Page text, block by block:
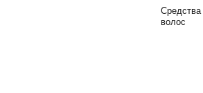
Средства
волос